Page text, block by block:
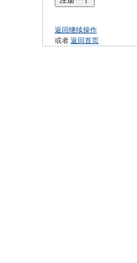
返回继续操作
或者 返回首页